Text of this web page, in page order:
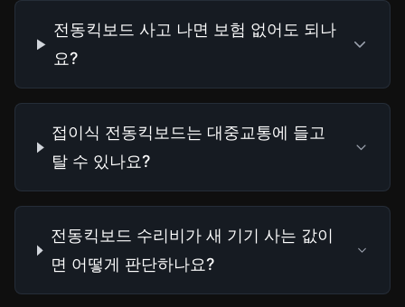
전동킥보드 사고 나면 보험 없어도 되나
요?
접이식 전동킥보드는 대중교통에 들고
탈 수 있나요?
전동킥보드 수리비가 새 기기 사는 값이
면 어떻게 판단하나요?